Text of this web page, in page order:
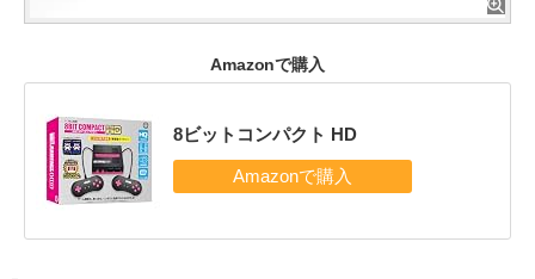
Amazonで購入
8ビットコンパクト HD